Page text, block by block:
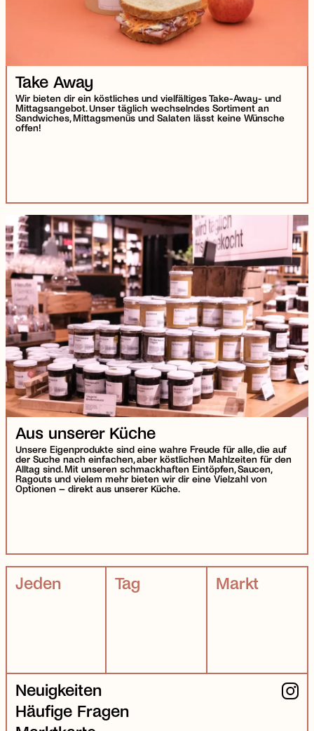
Take Away
Wir bieten dir ein köstliches und vielfältiges Take-Away- und
Mittagsangebot. Unser täglich wechselndes Sortiment an
Sandwiches, Mittagsmenüs und Salaten lässt keine Wünsche
offen!
Aus unserer Küche
Unsere Eigenprodukte sind eine wahre Freude für alle, die auf
der Suche nach einfachen, aber köstlichen Mahlzeiten für den
Alltag sind. Mit unseren schmackhaften Eintöpfen, Saucen,
Ragouts und vielem mehr bieten wir dir eine Vielzahl von
Optionen – direkt aus unserer Küche.
Jeden Tag Markt
Neuigkeiten
Häufige Fragen